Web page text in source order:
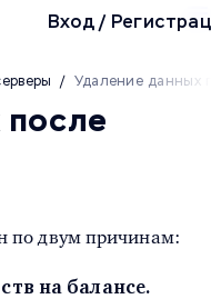
Вход/
/ Удаление данных
по двум причинам:
на балансе.